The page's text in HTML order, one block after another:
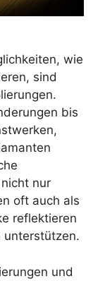
wie
sind
bis
nur
oft auch als
reflektieren
unterstützen.
und